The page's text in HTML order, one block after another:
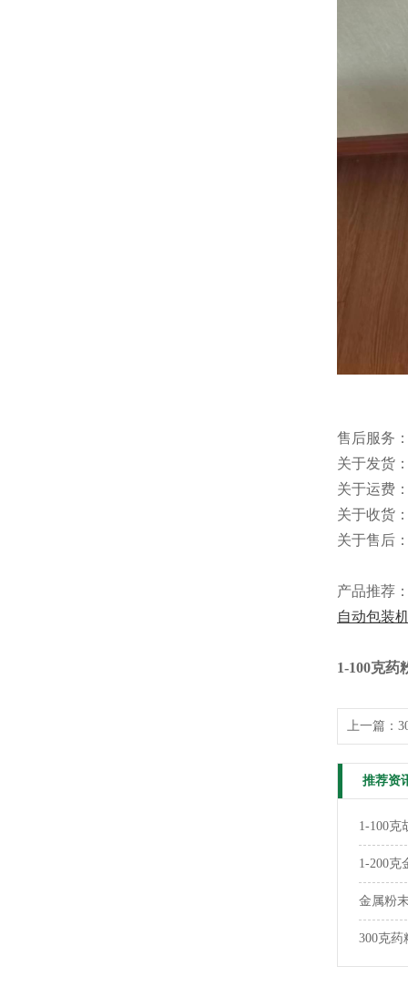
售后服务
关于发货
关于运费
关于收货
关于售后
产品推荐
自动包装
1-100克药
上一篇：
推荐资
1-100克
1-200克
金属粉
300克